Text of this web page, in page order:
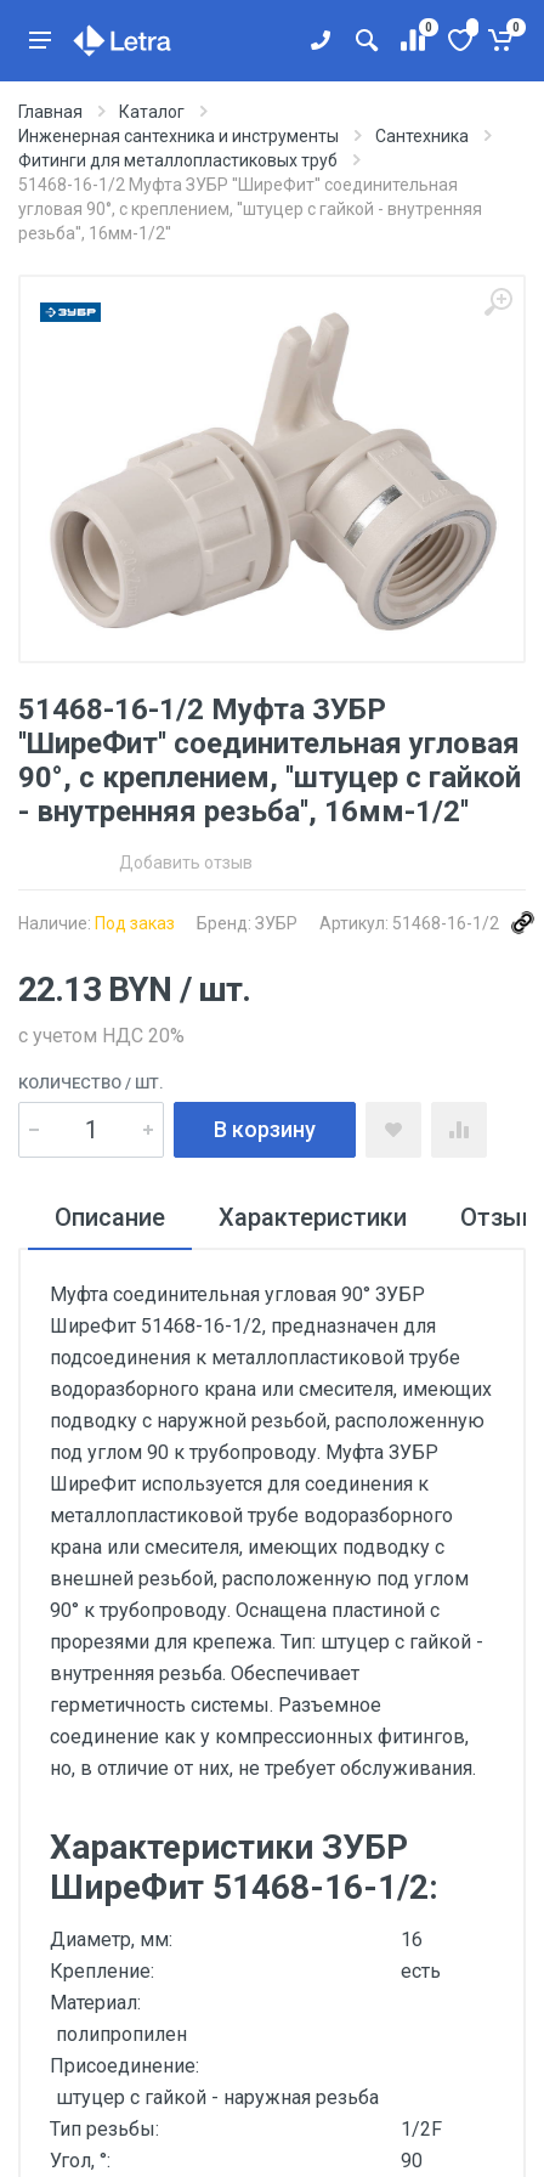
0 0
Главная
Каталог
Инженерная сантехника и инструменты
Сантехника
Фитинги для металлопластиковых труб
51468-16-1/2 Муфта ЗУБР ''ШиреФит'' соединительная
угловая 90°, с креплением, ''штуцер с гайкой - внутренняя
резьба'', 16мм-1/2''
51468-16-1/2 Муфта ЗУБР
''ШиреФит'' соединительная угловая
90°, с креплением, ''штуцер с гайкой
- внутренняя резьба'', 16мм-1/2''
Добавить отзыв
Наличие: Под заказ Бренд: ЗУБР Артикул: 51468-16-1/2
22.13 BYN / шт.
с учетом НДС 20%
КОЛИЧЕСТВО / ШТ.
В корзину
Описание Характеристики
Муфта соединительная угловая 90° ЗУБР
ШиреФит 51468-16-1/2, предназначен для
подсоединения к металлопластиковой трубе
водоразборного крана или смесителя, имеющих
подводку с наружной резьбой, расположенную
под углом 90 к трубопроводу. Муфта ЗУБР
ШиреФит используется для соединения к
металлопластиковой трубе водоразборного
крана или смесителя, имеющих подводку с
внешней резьбой, расположенную под углом
90° к трубопроводу. Оснащена пластиной с
прорезями для крепежа. Тип: штуцер с гайкой -
внутренняя резьба. Обеспечивает
герметичность системы. Разъемное
соединение как у компрессионных фитингов,
но, в отличие от них, не требует обслуживания.
Характеристики ЗУБР
ШиреФит 51468-16-1/2:
Диаметр, мм:
16
Крепление:
есть
Материал:
полипропилен
Присоединение:
штуцер с гайкой - наружная резьба
Тип резьбы:
1/2F
Угол, °:
90